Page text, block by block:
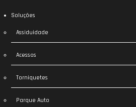
Soluções
Assiduidade
Acessos
Torniquetes
Parque Auto